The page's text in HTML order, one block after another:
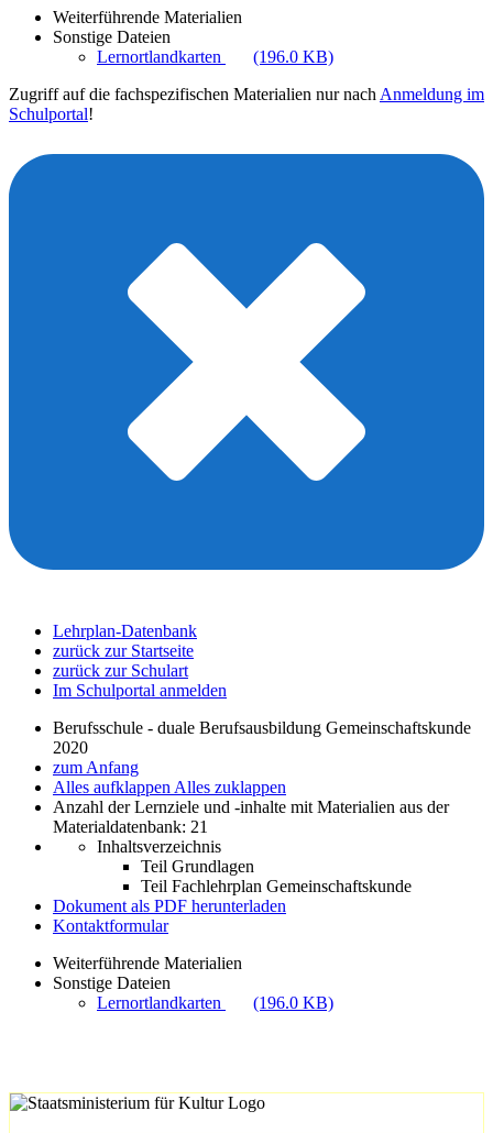
Weiterführende Materialien
Sonstige Dateien
Lernortlandkarten
(196.0 KB)
Zugriff auf die fachspezifischen Materialien nur nach Anmeldung im
Schulportal!
Lehrplan-Datenbank
zurück zur Startseite
zurück zur Schulart
Im Schulportal anmelden
Berufsschule - duale Berufsausbildung Gemeinschaftskunde
2020
zum Anfang
Alles aufklappen Alles zuklappen
Anzahl der Lernziele und -inhalte mit Materialien aus der
Materialdatenbank: 21
Inhaltsverzeichnis
Teil Grundlagen
Teil Fachlehrplan Gemeinschaftskunde
Dokument als PDF herunterladen
Kontaktformular
Weiterführende Materialien
Sonstige Dateien
Lernortlandkarten
(196.0 KB)